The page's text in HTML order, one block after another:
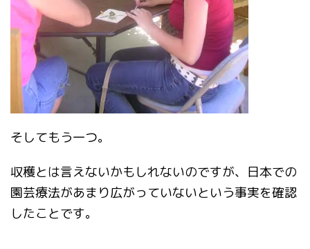
そしてもう一つ。
収穫とは言えないかもしれないのですが、日本での
園芸療法があまり広がっていないという事実を確認
したことです。